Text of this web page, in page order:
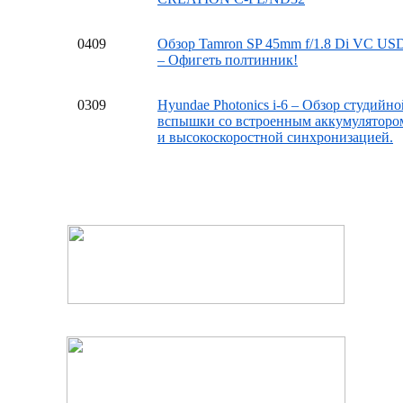
0409
Обзор Tamron SP 45mm f/1.8 Di VC
– Офигеть полтинник!
0309
Hyundae Photonics i-6 – Обзор
вспышки со встроенным
и высокоскоростной синхронизацией.